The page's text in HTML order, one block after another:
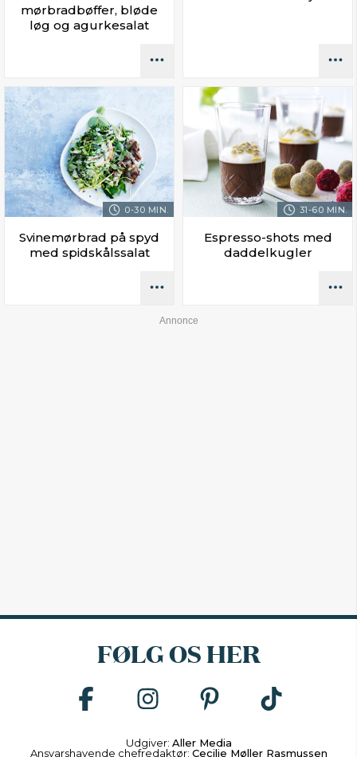
mørbradbøffer, bløde
løg og agurkesalat
0-30 MIN.
Svinemørbrad på spyd
med spidskålssalat
31-60 MIN.
Espresso-shots med
daddelkugler
FØLG OS HER
Udgiver: Aller Media
Ansvarshavende chefredaktør: Cecilie Møller Rasmussen